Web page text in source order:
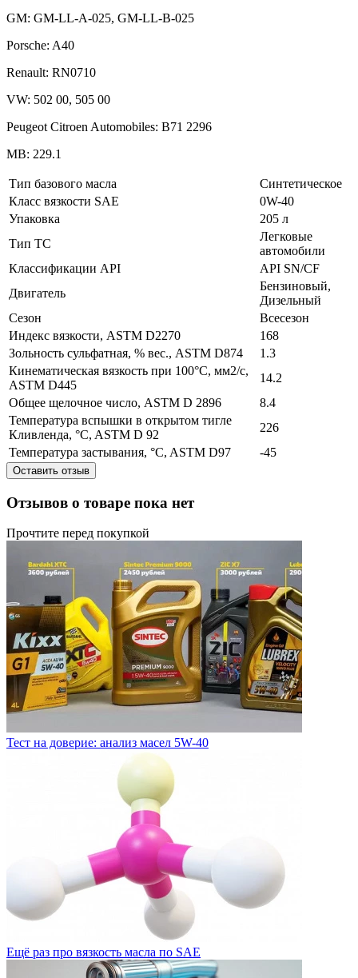
GM: GM-LL-A-025, GM-LL-B-025
Porsche: A40
Renault: RN0710
VW: 502 00, 505 00
Peugeot Citroen Automobiles: B71 2296
MB: 229.1
Тип базового масла
Синтетическое
Класс вязкости SAE
0W-40
Упаковка
205 л
Тип ТС
Легковые
автомобили
Классификации API
API SN/CF
Двигатель
Бензиновый,
Дизельный
Сезон
Всесезон
Индекс вязкости, ASTM D2270
168
Зольность сульфатная, % вес., ASTM D874
1.3
Кинематическая вязкость при 100°C, мм2/с,
ASTM D445
14.2
Общее щелочное число, ASTM D 2896
8.4
Температура вспышки в открытом тигле
Кливленда, °C, ASTM D 92
226
Температура застывания, °C, ASTM D97
-45
Оставить отзыв
Отзывов о товаре пока нет
Прочтите перед покупкой
Тест на доверие: анализ масел 5W-40
Ещё раз про вязкость масла по SAE